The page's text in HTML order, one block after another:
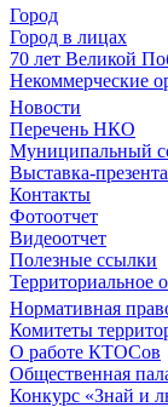
Город
Город в лицах
70 лет Великой
Некоммерческие
Новости
Перечень НКО
Муниципальный
Выставка-
Контакты
Фотоотчет
Видеоотчет
Полезные ссылки
Территориальное
Нормативная
Комитеты
О работе КТОСов
Общественная
Конкурс «Знай и